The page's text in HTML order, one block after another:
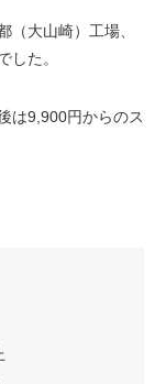
（大山崎）工場、
した。
は9,900円からのス